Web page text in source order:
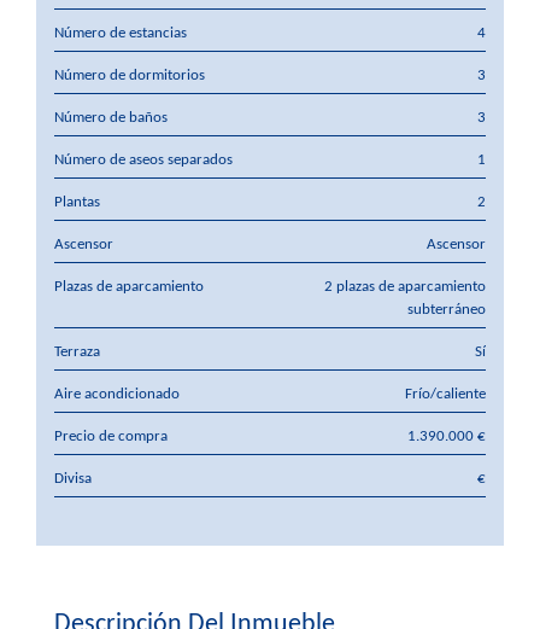
Número de estancias 4
Número de dormitorios 3
Número de baños 3
Número de aseos separados 1
Plantas 2
Ascensor Ascensor
Plazas de aparcamiento
2 plazas de aparcamiento
subterráneo
Terraza Sí
Aire acondicionado Frío/caliente
Precio de compra 1.390.000 €
Divisa €